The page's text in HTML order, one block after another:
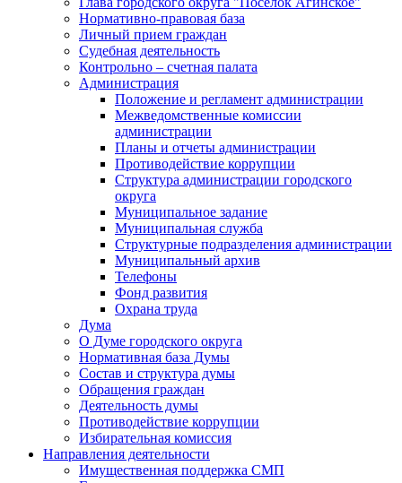
Нормативно-правовая база
Личный прием граждан
Судебная деятельность
Контрольно – счетная палата
Администрация
Положение и регламент администрации
Межведомственные комиссии
администрации
Планы и отчеты администрации
Противодействие коррупции
Структура администрации городского
округа
Муниципальное задание
Муниципальная служба
Структурные подразделения администрации
Муниципальный архив
Телефоны
Фонд развития
Охрана труда
Дума
О Думе городского округа
Нормативная база Думы
Состав и структура думы
Обращения граждан
Деятельность думы
Противодействие коррупции
Избирательная комиссия
Направления деятельности
Имущественная поддержка СМП